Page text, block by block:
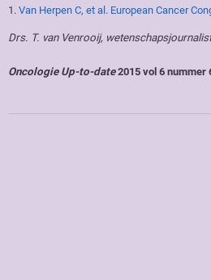
1. Van Herpen C, et al. European Cancer
Drs. T. van Venrooij, wetenschapsjournalist
Oncologie Up-to-date2015 vol 6 nummer